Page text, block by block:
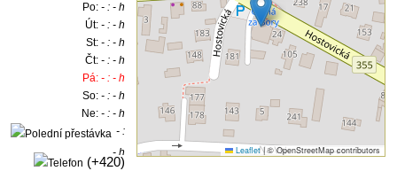
Po:- : - h
Út:- : - h
St:- : - h
Čt:- : - h
Pá:- : - h
So:- : - h
Ne:- : - h
- :
- h
(+420)
Leaflet |© OpenStreetMap contributors